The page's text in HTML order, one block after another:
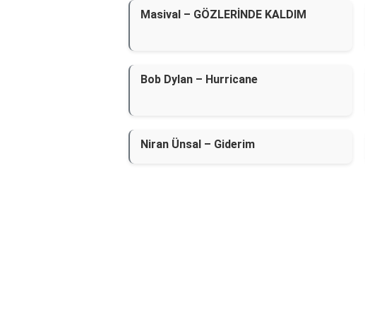
Masival – GÖZLERİNDE KALDIM
Bob Dylan – Hurricane
Niran Ünsal – Giderim